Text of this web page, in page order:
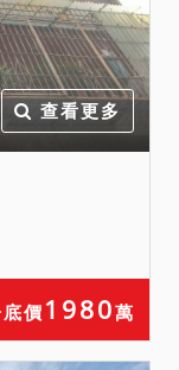
不得再執
，請投標人
公告內容
貼之公告
查看更多
價 1980萬